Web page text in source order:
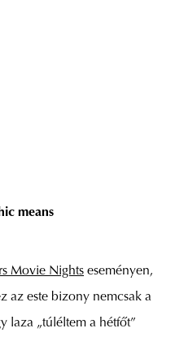
means
Movie Nights eseményen,
az este bizony nemcsak a
laza „túléltem a hétfőt”